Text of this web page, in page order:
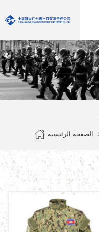
الصفحة الرئيسية